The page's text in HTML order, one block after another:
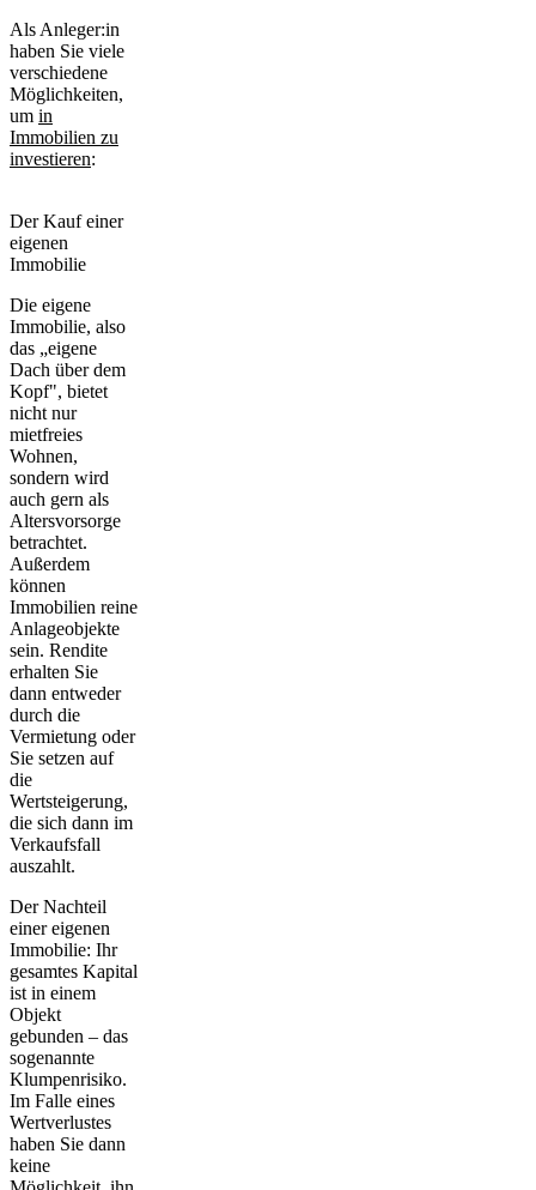
Als Anleger:in
haben Sie viele
verschiedene
Möglichkeiten,
um in
Immobilien zu
investieren:
Der Kauf einer
eigenen
Immobilie
Die eigene
Immobilie, also
das „eigene
Dach über dem
Kopf", bietet
nicht nur
mietfreies
Wohnen,
sondern wird
auch gern als
Altersvorsorge
betrachtet.
Außerdem
können
Immobilien reine
Anlageobjekte
sein. Rendite
erhalten Sie
dann entweder
durch die
Vermietung oder
Sie setzen auf
die
Wertsteigerung,
die sich dann im
Verkaufsfall
auszahlt.
Der Nachteil
einer eigenen
Immobilie: Ihr
gesamtes Kapital
ist in einem
Objekt
gebunden – das
sogenannte
Klumpenrisiko.
Im Falle eines
Wertverlustes
haben Sie dann
keine